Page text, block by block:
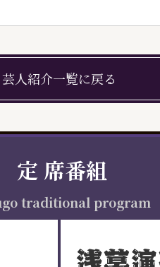
芸人紹介一覧に戻る
定 席番組
traditional program